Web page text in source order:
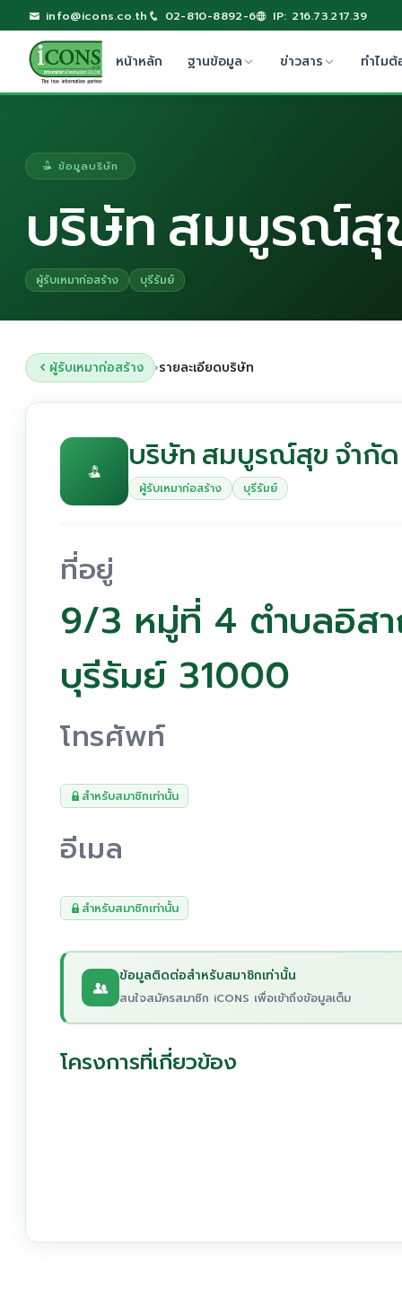
info@icons.co.th 02-810-8892-6 IP: 216.73.217.39
หน้าหลัก ฐานข้อมูล ข่าวสาร ทำไมต้
ข้อมูลบริษัท
บริษัท สมบูรณ์สุ
ผู้รับเหมาก่อสร้าง บุรีรัมย์
ผู้รับเหมาก่อสร้าง ›รายละเอียดบริษัท
บริษัท สมบูรณ์สุข จำกัด
ผู้รับเหมาก่อสร้าง บุรีรัมย์
ที่อยู่
9/3 หมู่ที่ 4 ตำบลอิส
บุรีรัมย์ 31000
โทรศัพท์
สำหรับสมาชิกเท่านั้น
อีเมล
สำหรับสมาชิกเท่านั้น
ข้อมูลติดต่อสำหรับสมาชิกเท่านั้น
สนใจสมัครสมาชิก iCONS เพื่อเข้าถึงข้อมูลเต็ม
โครงการที่เกี่ยวข้อง